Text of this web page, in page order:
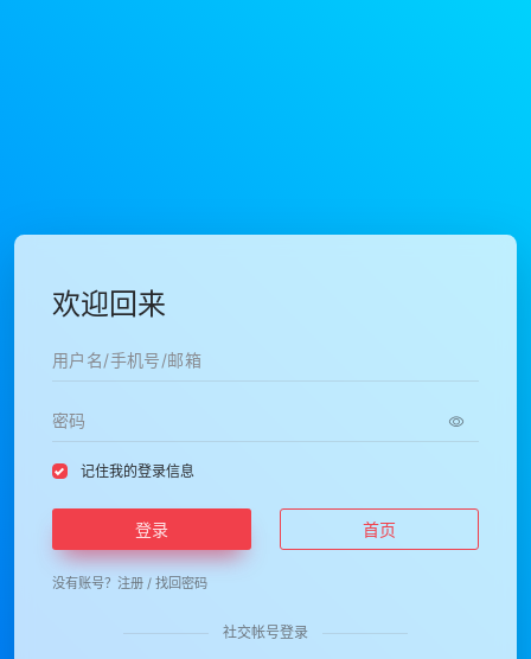
欢迎回来
记住我的登录信息
登录 首页
没有账号？ 注册 / 找回密码
社交帐号登录